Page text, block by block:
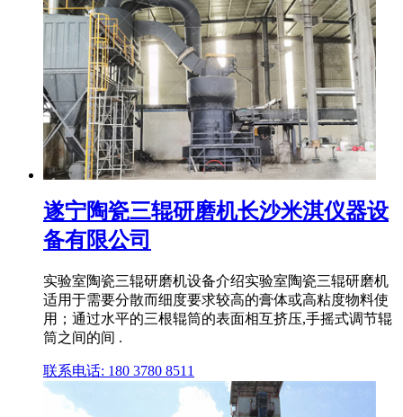
遂宁陶瓷三辊研磨机长沙米淇仪器设
备有限公司
实验室陶瓷三辊研磨机设备介绍实验室陶瓷三辊研磨机
适用于需要分散而细度要求较高的膏体或高粘度物料使
用；通过水平的三根辊筒的表面相互挤压,手摇式调节辊
筒之间的间 .
联系电话: 180 3780 8511